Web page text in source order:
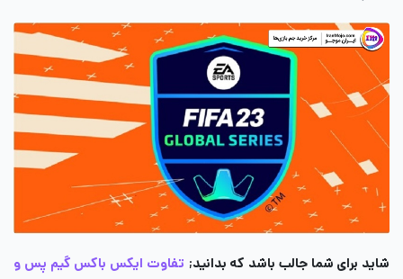
شاید برای شما جالب باشد که بدانید; تفاوت ایکس باکس گیم پس و